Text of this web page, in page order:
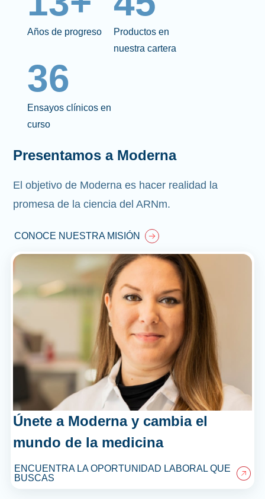
Años de progreso
Productos en
nuestra cartera
36
Ensayos clínicos en
curso
Presentamos a Moderna
El objetivo de Moderna es hacer realidad la
promesa de la ciencia del ARNm.
CONOCE NUESTRA MISIÓN
Únete a Moderna y cambia el
mundo de la medicina
ENCUENTRA LA OPORTUNIDAD LABORAL QUE
BUSCAS